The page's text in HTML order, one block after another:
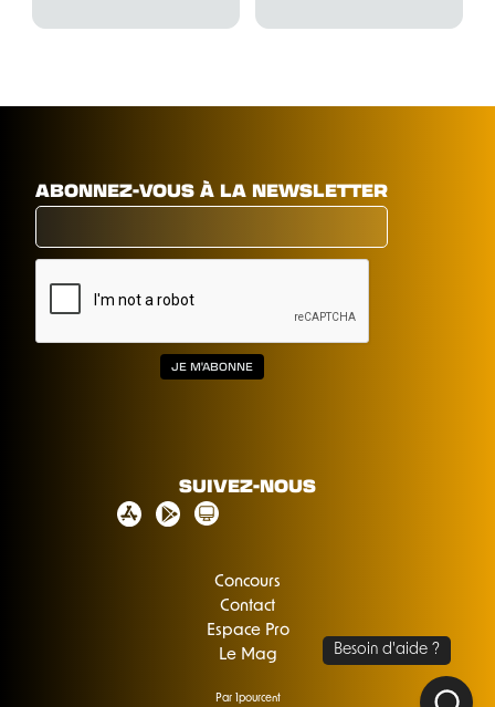
ABONNEZ-VOUS À LA NEWSLETTER
SUIVEZ-NOUS
Concours
Contact
Espace Pro
Le Mag
Par 1pourcent